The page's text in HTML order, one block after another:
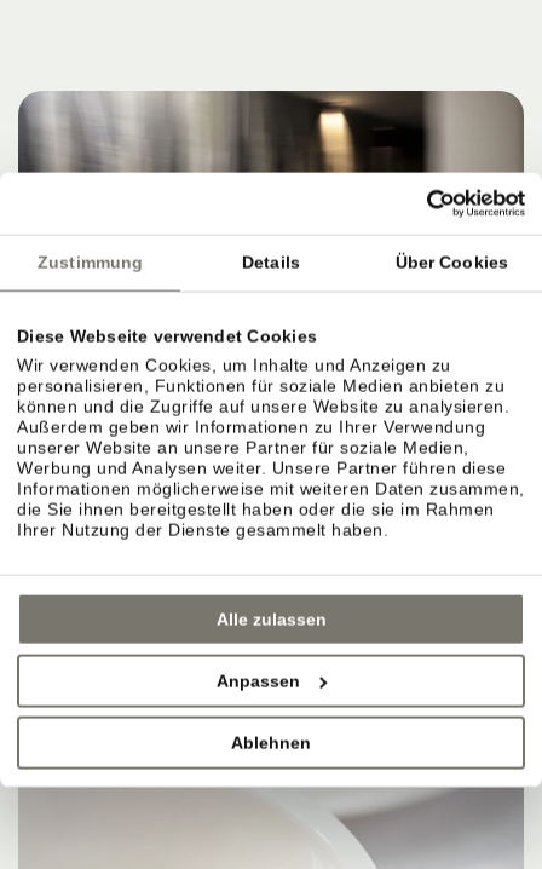
Zustimmung Details Über Cookies
Diese Webseite verwendet Cookies
Wir verwenden Cookies, um Inhalte und Anzeigen zu
personalisieren, Funktionen für soziale Medien anbieten zu
können und die Zugriffe auf unsere Website zu analysieren.
Außerdem geben wir Informationen zu Ihrer Verwendung
unserer Website an unsere Partner für soziale Medien,
Werbung und Analysen weiter. Unsere Partner führen diese
Informationen möglicherweise mit weiteren Daten zusammen,
die Sie ihnen bereitgestellt haben oder die sie im Rahmen
Ihrer Nutzung der Dienste gesammelt haben.
Alle zulassen
Anpassen
Ablehnen